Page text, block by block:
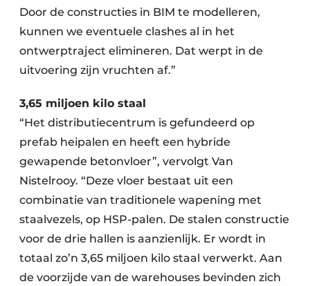
Door de constructies in BIM te modelleren,
kunnen we eventuele clashes al in het
ontwerptraject elimineren. Dat werpt in de
uitvoering zijn vruchten af.”
3,65 miljoen kilo staal
“Het distributiecentrum is gefundeerd op
prefab heipalen en heeft een hybride
gewapende betonvloer”, vervolgt Van
Nistelrooy. “Deze vloer bestaat uit een
combinatie van traditionele wapening met
staalvezels, op HSP-palen. De stalen constructie
voor de drie hallen is aanzienlijk. Er wordt in
totaal zo’n 3,65 miljoen kilo staal verwerkt. Aan
de voorzijde van de warehouses bevinden zich